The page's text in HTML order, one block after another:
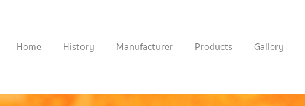
Home History Manufacturer Products Gallery